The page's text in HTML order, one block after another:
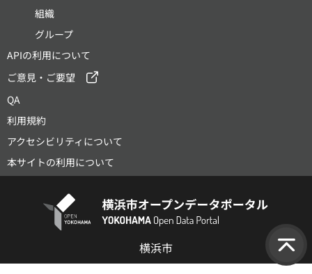
組織
グループ
APIの利用について
ご意見・ご要望
QA
利用規約
アクセシビリティについて
本サイトの利用について
横浜市